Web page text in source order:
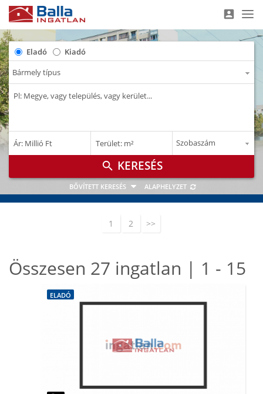
account_box
Eladó Kiadó
–
Ár: Millió Ft –
Terület: m²
search
BŐVÍTETT KERESÉS ALAPHELYZET
1 2 >>
Összesen 27 ingatlan | 1 - 15
ELADÓ